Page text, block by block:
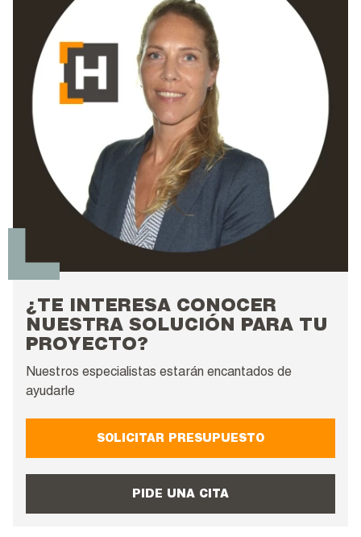
¿TE INTERESA CONOCER
NUESTRA SOLUCIÓN PARA TU
PROYECTO?
Nuestros especialistas estarán encantados de
ayudarle
SOLICITAR PRESUPUESTO
PIDE UNA CITA